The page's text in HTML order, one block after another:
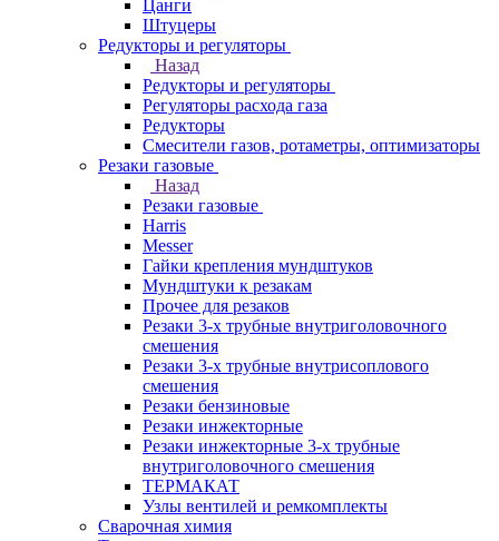
Цанги
Штуцеры
Редукторы и регуляторы
Назад
Редукторы и регуляторы
Регуляторы расхода газа
Редукторы
Смесители газов, ротаметры, оптимизаторы
Резаки газовые
Назад
Резаки газовые
Harris
Messer
Гайки крепления мундштуков
Мундштуки к резакам
Прочее для резаков
Резаки 3-х трубные внутриголовочного
смешения
Резаки 3-х трубные внутрисоплового
смешения
Резаки бензиновые
Резаки инжекторные
Резаки инжекторные 3-х трубные
внутриголовочного смешения
ТЕРМАКАТ
Узлы вентилей и ремкомплекты
Сварочная химия